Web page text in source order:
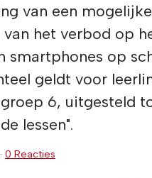
van een mogelijke
het verbod op
smartphones op
geldt voor
6, uitgesteld
lessen".
· 0 Reacties